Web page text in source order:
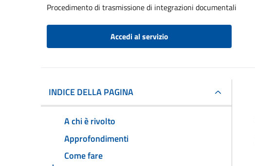
Procedimento di trasmissione di integrazioni documentali
Accedi al servizio
INDICE DELLA PAGINA
A chi è rivolto
Approfondimenti
Come fare